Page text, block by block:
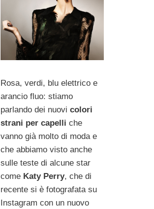
Rosa, verdi, blu elettrico e
arancio fluo: stiamo
parlando dei nuovi colori
strani per capelli che
vanno già molto di moda e
che abbiamo visto anche
sulle teste di alcune star
come Katy Perry, che di
recente si è fotografata su
Instagram con un nuovo